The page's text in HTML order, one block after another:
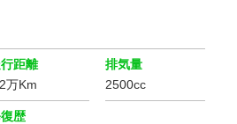
距離
万Km
排気量
2500cc
歴